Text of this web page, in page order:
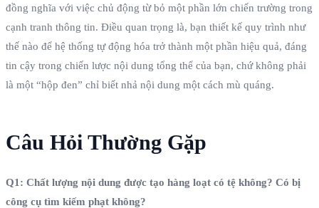
đồng nghĩa với việc chủ động từ bỏ một phần lớn chiến trường trong
cạnh tranh thông tin. Điều quan trọng là, bạn thiết kế quy trình như
thế nào để hệ thống tự động hóa trở thành một phần hiệu quả, đáng
tin cậy trong chiến lược nội dung tổng thể của bạn, chứ không phải
là một “hộp đen” chỉ biết nhả nội dung một cách mù quáng.
Câu Hỏi Thường Gặp
Q1: Chất lượng nội dung được tạo hàng loạt có tệ không? Có bị
công cụ tìm kiếm phạt không?